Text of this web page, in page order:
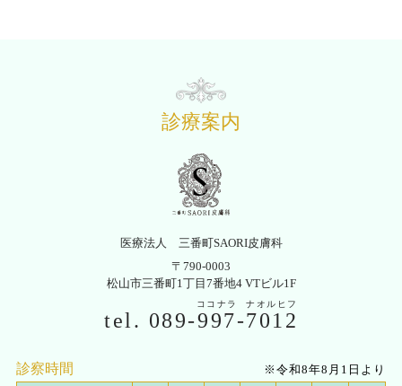
診療案内
医療法人 三番町SAORI皮膚科
〒790-0003
松山市三番町1丁目7番地4 VTビル1F
tel. 089-997
ココナラ
-7012
ナオルヒフ
診察時間 ※令和8年8月1日より